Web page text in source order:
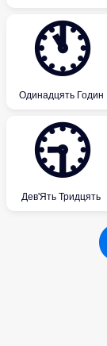
🕚
Одинадцять Годин
🕤
Дев'Ять Тридцять